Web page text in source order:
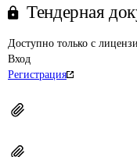
Тендерная
Доступно только с
Вход
Регистрация